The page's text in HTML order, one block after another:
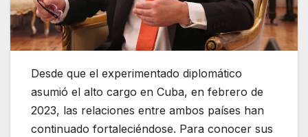
Desde que el experimentado diplomático
asumió el alto cargo en Cuba, en febrero de
2023, las relaciones entre ambos países han
continuado fortaleciéndose. Para conocer sus